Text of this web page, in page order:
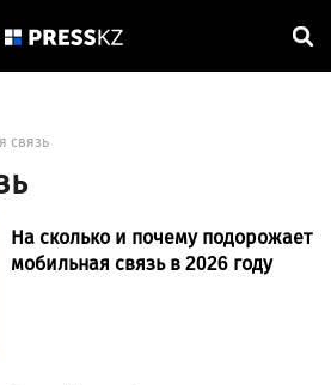
связь
На сколько и почему подорожает
мобильная связь в 2026 году